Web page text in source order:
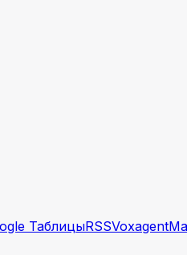
ТаблицыRSSVoxagent